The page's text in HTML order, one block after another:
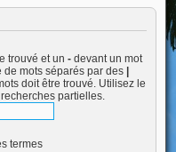
trouvé et un -devant un mot
mots séparés par des |
doit être trouvé. Utilisez le
partielles.
termes